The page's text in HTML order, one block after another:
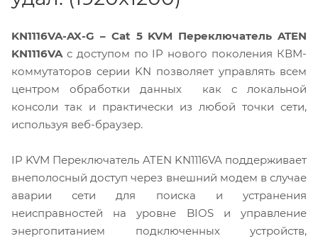
KN1116VA-AX-G – Cat 5 KVM Переключатель ATEN
KN1116VA с доступом по IP нового поколения КВМ-
коммутаторов серии KN позволяет управлять всем
центром обработки данных как с локальной
консоли так и практически из любой точки сети,
используя веб-браузер.
IP KVM Переключатель ATEN KN1116VA поддерживает
внеполосный доступ через внешний модем в случае
аварии сети для поиска и устранения
неисправностей на уровне BIOS и управление
энергопитанием подключенных устройств,